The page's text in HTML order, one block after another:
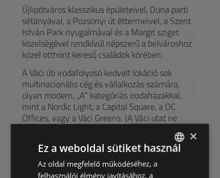
Újlipótváros klasszikus épületeivel, Duna parti
sétányával, a Pozsonyi út éttermeivel, a Szent
István Park nyugalmával és a Margit sziget
közelségével rendkívül népszerű a belvároshoz
közel otthont kereső családok körében.
A Váci úti irodafolyosó kedvelt lokáció sok
multinacionális cég és vállalkozás számára,
olyan modern, „A” kategóriás irodaházakkal,
mint a Nordic Light, a Capital Square, a DC
Offices, vagy a Váci Greens. (A Váci utat ne
keverjük össze az V. kerületben található híres
Akik kikapcsolódást és vásárlási lehetőséget
keresnek a Nyugati Pályaudvar mellett található
×
Ez a weboldal sütiket használ
Az oldal megfelelő működéséhez, a
felhasználói élmény javításához, a